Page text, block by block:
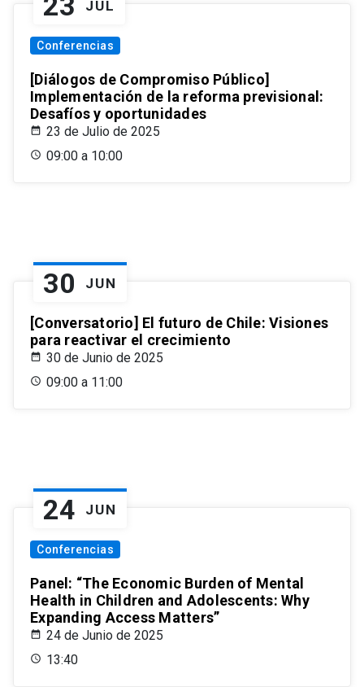
JUL
Conferencias
[Diálogos de Compromiso Público]
Implementación de la reforma previsional:
Desafíos y oportunidades
23 de Julio de 2025
09:00 a 10:00
30 JUN
[Conversatorio] El futuro de Chile: Visiones
para reactivar el crecimiento
30 de Junio de 2025
09:00 a 11:00
24 JUN
Conferencias
Panel: “The Economic Burden of Mental
Health in Children and Adolescents: Why
Expanding Access Matters”
24 de Junio de 2025
13:40